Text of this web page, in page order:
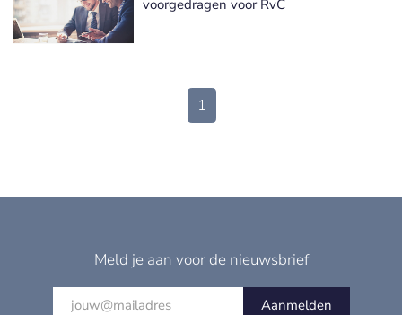
voorgedragen voor RvC
1
Meld je aan voor de nieuwsbrief
Aanmelden